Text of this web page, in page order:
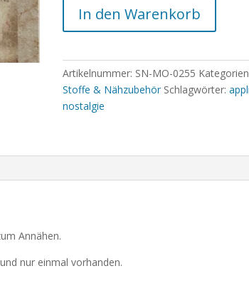
In den Warenkorb
Artikelnummer: SN-MO-0255
Stoffe & Nähzubehör Schlagwörter:
nostalgie
Annähen.
nur einmal vorhanden.